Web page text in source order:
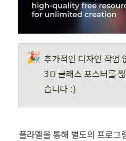
🎉 추가적인 디자인 작업
3D 글래스 포스터를
습니다 :)
플라멜을 통해 별도의 프로그